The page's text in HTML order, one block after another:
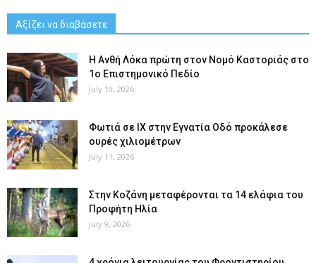
Αξίζει να διαβάσετε
Η Ανθή Λόκα πρώτη στον Νομό Καστοριάς στο
1ο Επιστημονικό Πεδίο
July 10, 2026
Φωτιά σε ΙΧ στην Εγνατία Οδό προκάλεσε
ουρές χιλιομέτρων
July 11, 2026
Στην Κοζάνη μεταφέρονται τα 14 ελάφια του
Προφήτη Ηλία
July 9, 2026